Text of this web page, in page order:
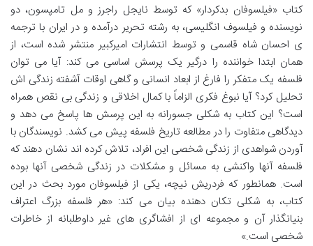
کتاب «فیلسوفان بدکردار» که توسط نایجل راجرز و مل تامپسون، دو
نویسنده و فیلسوف انگلیسی، به رشته تحریر درآمده و در ایران با ترجمه
ی احسان شاه قاسمی و توسط انتشارات امیرکبیر منتشر شده است، از
همان ابتدا خواننده را درگیر یک پرسش اساسی می کند: آیا می توان
فلسفه یک متفکر را فارغ از ابعاد انسانی و گاهی اوقات آشفته زندگی اش
تحلیل کرد؟ آیا نبوغ فکری الزاماً با کمال اخلاقی و زندگی بی نقص همراه
است؟ این کتاب به شکلی جسورانه به این پرسش ها پاسخ می دهد و
دیدگاهی متفاوت را در مطالعه تاریخ فلسفه پیش می کشد. نویسندگان با
آوردن شواهدی از زندگی شخصی این افراد، تلاش کرده اند نشان دهند که
فلسفه آنها واکنشی به مسائل و مشکلات در زندگی شخصی آنها بوده
است. همانطور که فردریش نیچه، یکی از فیلسوفان مورد بحث در این
کتاب، به شکلی تکان دهنده بیان می کند: «هر فلسفه بزرگ اعتراف
بنیانگذار آن و مجموعه ای از افشاگری های غیر داوطلبانه از خاطرات
شخصی است.»